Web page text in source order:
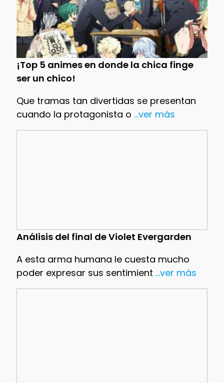
¡Top 5 animes en donde la chica finge
ser un chico!
Que tramas tan divertidas se presentan
cuando la protagonista o ...ver más
Análisis del final de Violet Evergarden
A esta arma humana le cuesta mucho
poder expresar sus sentimient ...ver más